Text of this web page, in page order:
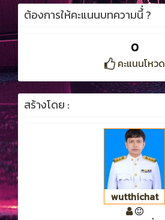
ต้องการให้คะแนนบทความนี้่ ?
0
คะแนนโหวด
สร้างโดย :
wutthichat